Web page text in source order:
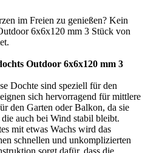
im Freien zu genießen? Kein
6x6x120 mm 3 Stück von
Outdoor 6x6x120 mm 3
Dochte sind speziell für den
sich hervorragend für mittlere
den Garten oder Balkon, da sie
auch bei Wind stabil bleibt.
mit etwas Wachs wird das
schnellen und unkomplizierten
sorgt dafür, dass die